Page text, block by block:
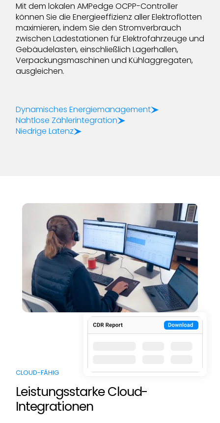
Mit dem lokalen AMPedge OCPP-Controller
können Sie die Energieeffizienz aller Elektroflotten
maximieren, indem Sie den Stromverbrauch
zwischen Ladestationen für Elektrofahrzeuge und
Gebäudelasten, einschließlich Lagerhallen,
Verpackungsmaschinen und Kühlaggregaten,
ausgleichen.
Dynamisches Energiemanagement
Nahtlose Zählerintegration
Niedrige Latenz
CLOUD-FÄHIG
Leistungsstarke Cloud-
Integrationen